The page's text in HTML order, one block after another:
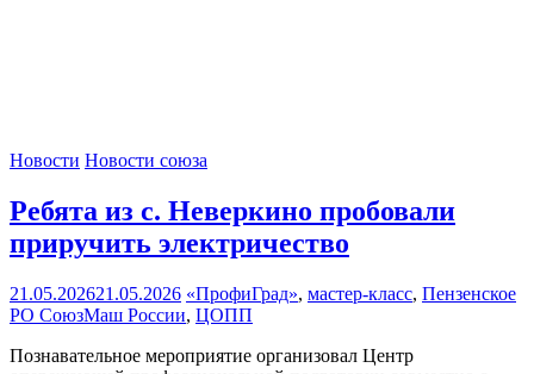
Новости Новости союза
Ребята из с. Неверкино пробовали
приручить электричество
21.05.202621.05.2026 «ПрофиГрад», мастер-класс, Пензенское
РО СоюзМаш России, ЦОПП
Познавательное мероприятие организовал Центр